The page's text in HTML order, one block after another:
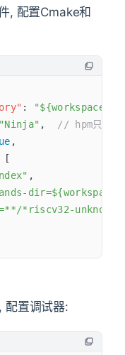
, 配置Cmake和
:
"Ninja" ,
// hpm只能
,
[
,
*riscv32-unknown-
配置调试器: